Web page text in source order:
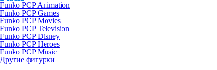
Funko POP Animation
Funko POP Games
Funko POP Movies
Funko POP Television
Funko POP Disney
Funko POP Heroes
Funko POP Music
Другие фигурки